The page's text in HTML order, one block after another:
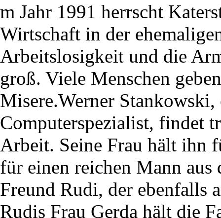
m Jahr 1991 herrscht
Wirtschaft in der
Arbeitslosigkeit und die
groß. Viele Menschen
Misere.Werner
Computerspezialist, findet
Arbeit. Seine Frau hält ihn
für einen reichen Mann aus
Freund Rudi, der ebenfalls
Rudis Frau Gerda hält die